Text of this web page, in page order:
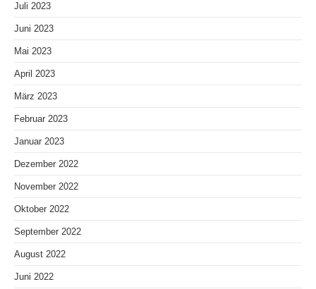
Juli 2023
Juni 2023
Mai 2023
April 2023
März 2023
Februar 2023
Januar 2023
Dezember 2022
November 2022
Oktober 2022
September 2022
August 2022
Juni 2022